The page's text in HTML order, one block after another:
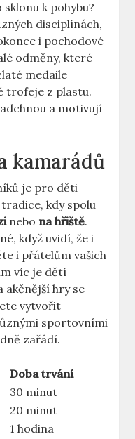
k pohybu?
disciplínách,
i pochodové
odměny, které
medaile
trofeje z plastu.
a motivují
kamarádů
je pro děti
kdy spolu
nebo na hřiště.
když uvidí, že i
i přátelům vašich
víc je dětí
akčnější hry se
vytvořit
sportovními
zařádí.
Doba trvání
30 minut
20 minut
1 hodina